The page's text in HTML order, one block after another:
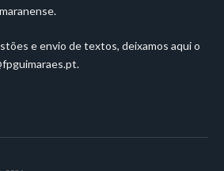
e envio de textos, deixamos aqui o
.